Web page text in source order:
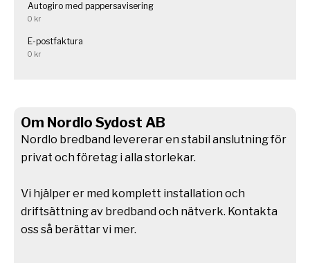
Autogiro med pappersavisering
0 kr
E-postfaktura
0 kr
Om Nordlo Sydost AB
Nordlo bredband levererar en stabil anslutning för
privat och företag i alla storlekar.
Vi hjälper er med komplett installation och
driftsättning av bredband och nätverk. Kontakta
oss så berättar vi mer.